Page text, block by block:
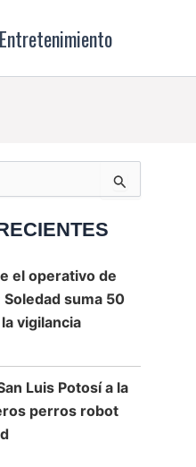
Entretenimiento
el operativo de
Soledad suma 50
vigilancia
Luis Potosí a la
perros robot